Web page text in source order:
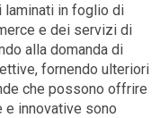
laminati in foglio di
e dei servizi di
alla domanda di
fornendo ulteriori
che possono offrire
innovative sono